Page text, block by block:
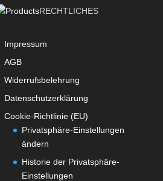
RECHTLICHES
Impressum
AGB
Widerrufsbelehrung
Datenschutzerklärung
Cookie-Richtlinie (EU)
Privatsphäre-Einstellungen
ändern
Historie der Privatsphäre-
Einstellungen